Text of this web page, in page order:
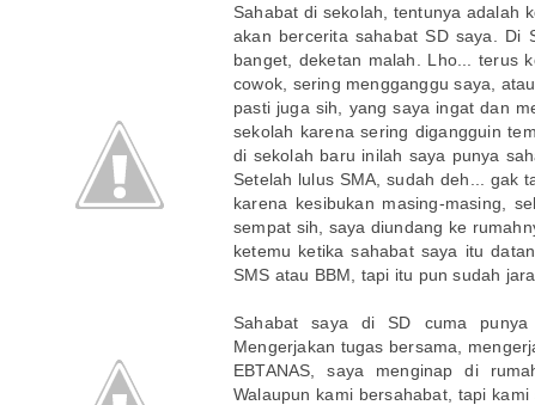
Sahabat di sekolah, tentunya adalah
akan bercerita sahabat SD saya. Di
banget, deketan malah. Lho... terus
cowok, sering mengganggu saya,
pasti juga sih, yang saya ingat dan
sekolah karena sering digangguin
di sekolah baru inilah saya punya
Setelah lulus SMA, sudah deh... gak
karena kesibukan masing-masing,
sempat sih, saya diundang ke
ketemu ketika sahabat saya itu
SMS atau BBM, tapi itu pun sudah
Sahabat saya di SD cuma
Mengerjakan tugas bersama,
EBTANAS, saya menginap di
Walaupun kami bersahabat, tapi